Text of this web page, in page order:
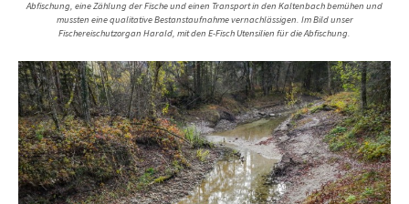
Abfischung, eine Zählung der Fische und einen Transport in den Kaltenbach bemühen und
mussten eine qualitative Bestanstaufnahme vernachlässigen. Im Bild unser
Fischereischutzorgan Harald, mit den E-Fisch Utensilien für die Abfischung.